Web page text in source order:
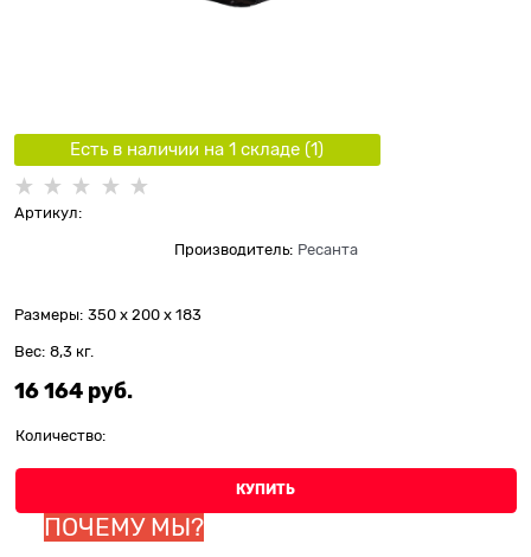
Есть в наличии на 1 складe (1)
Артикул:
Производитель: Ресанта
Размеры: 350 x 200 x 183
Вес: 8,3 кг.
16 164 руб.
Количество:
КУПИТЬ
ПОЧЕМУ МЫ?